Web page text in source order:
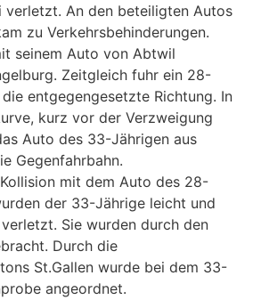
verletzt. An den beteiligten Autos
zu Verkehrsbehinderungen.
seinem Auto von Abtwil
Zeitgleich fuhr ein 28-
entgegengesetzte Richtung. In
kurz vor der Verzweigung
Auto des 33-Jährigen aus
Gegenfahrbahn.
mit dem Auto des 28-
der 33-Jährige leicht und
Sie wurden durch den
Durch die
St.Gallen wurde bei dem 33-
angeordnet.